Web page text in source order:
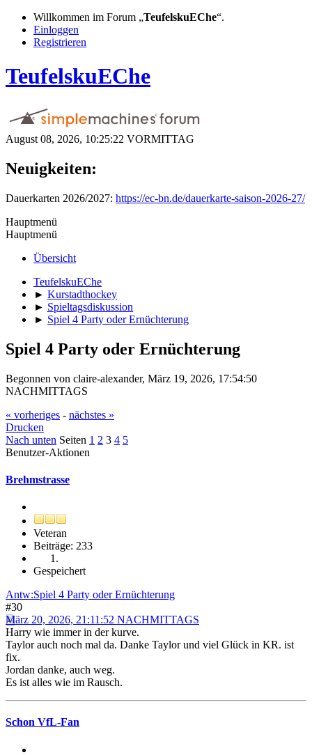
Willkommen im Forum „TeufelskuEChe“.
Einloggen
Registrieren
TeufelskuEChe
August 08, 2026, 10:25:22 VORMITTAG
Neuigkeiten:
Dauerkarten 2026/2027: https://ec-bn.de/dauerkarte-saison-2026-27/
Hauptmenü
Hauptmenü
Übersicht
TeufelskuEChe
► Kurstadthockey
► Spieltagsdiskussion
► Spiel 4 Party oder Ernüchterung
Spiel 4 Party oder Ernüchterung
Begonnen von claire-alexander, März 19, 2026, 17:54:50
NACHMITTAGS
« vorheriges - nächstes »
Drucken
Nach unten Seiten 1 2 3 4 5
Benutzer-Aktionen
Brehmstrasse
Veteran
Beiträge: 233
Gespeichert
Antw:Spiel 4 Party oder Ernüchterung
#30
März 20, 2026, 21:11:52 NACHMITTAGS
Harry wie immer in der kurve.
Taylor auch noch mal da. Danke Taylor und viel Glück in KR. ist
fix.
Jordan danke, auch weg.
Es ist alles wie im Rausch.
Schon VfL-Fan